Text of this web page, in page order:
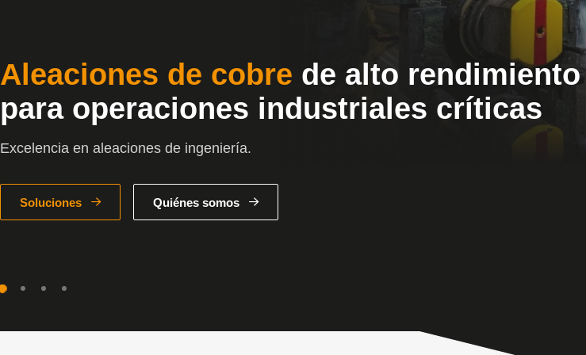
De la fundición al componente
mecanizado terminado
Producción integrada, mecanizado de precisión y distribución mundial que garantizan calidad,
trazabilidad y fiabilidad.
Soluciones Quiénes somos